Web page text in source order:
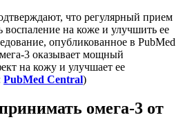
, что регулярный прием
на коже и улучшить ее
опубликованное в PubMed
3 оказывает мощный
на кожу и улучшает ее
PubMed Central)
омега-3 от